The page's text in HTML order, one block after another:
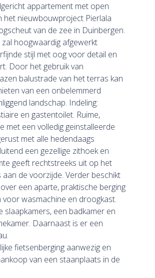
appartement met open
het nieuwbouwproject Pierlala
van de zee in Duinbergen.
hoogwaardig afgewerkt
stijl met oog voor detail en
Door het gebruik van
balustrade van het terras kan
van een onbelemmerd
landschap. Indeling:
en gastentoilet. Ruime,
met een volledig geïnstalleerde
met alle hedendaags
een gezellige zithoek en
geeft rechtstreeks uit op het
de voorzijde. Verder beschikt
een aparte, praktische berging
voor wasmachine en droogkast.
slaapkamers, een badkamer en
Daarnaast is er een
fietsenberging aanwezig en
van een staanplaats in de